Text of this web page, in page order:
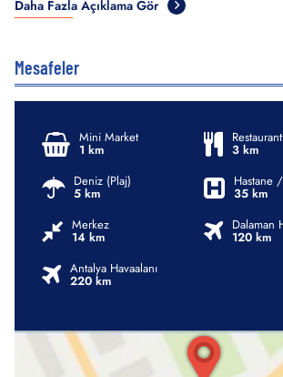
Daha Fazla Açıklama Gör
Mesafeler
Mini Market
1 km
Restaurant
3 km
Deniz (Plaj)
5 km
Hastane
35 km
Merkez
14 km
Dalaman
120 km
Antalya Havaalanı
220 km